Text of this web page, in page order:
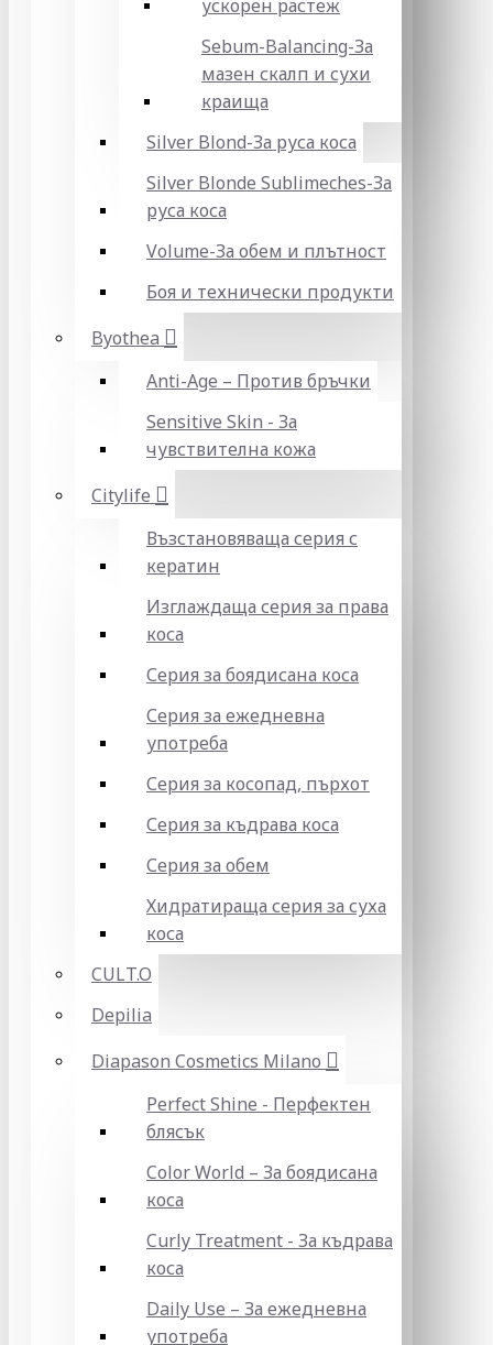
ускорен растеж
Sebum-Balancing-За
мазен скалп и сухи
краища
Silver Blond-За руса коса
Silver Blonde Sublіmeches-За
руса коса
Volume-За обем и плътност
Боя и технически продукти
Byothea
Anti-Age – Против бръчки
Sensitive Skin - За
чувствителна кожа
Citylife
Възстановяваща серия с
кератин
Изглаждаща серия за права
коса
Серия за боядисана коса
Серия за ежедневна
употреба
Серия за косопад, пърхот
Серия за къдрава коса
Серия за обем
Хидратираща серия за суха
коса
CULT.O
Depilia
Diapason Cosmetics Milano
Perfect Shine - Перфектен
блясък
Color World – За боядисана
коса
Curly Treatment - За къдрава
коса
Daily Use – За ежедневна
употреба